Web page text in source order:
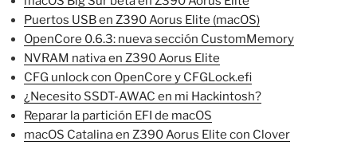
Puertos USB en Z390 Aorus Elite (macOS)
OpenCore 0.6.3: nueva sección CustomMemory
NVRAM nativa en Z390 Aorus Elite
CFG unlock con OpenCore y CFGLock.efi
¿Necesito SSDT-AWAC en mi Hackintosh?
Reparar la partición EFI de macOS
macOS Catalina en Z390 Aorus Elite con Clover